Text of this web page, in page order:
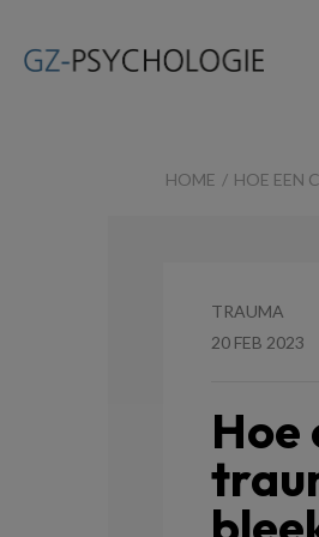
HOME HOE EEN
TRAUMA
20 FEB 2023
Hoe